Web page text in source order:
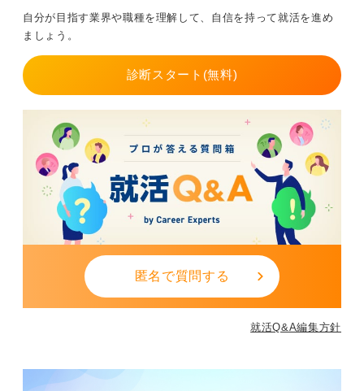
自分が目指す業界や職種を理解して、自信を持って就活を進め
ましょう。
診断スタート(無料)
匿名で質問する
就活Q&A編集方針